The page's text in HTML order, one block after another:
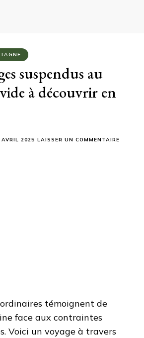
suspendus au
à découvrir en
AVRIL 2025 LAISSER UN COMMENTAIRE
témoignent de
face aux contraintes
Voici un voyage à travers